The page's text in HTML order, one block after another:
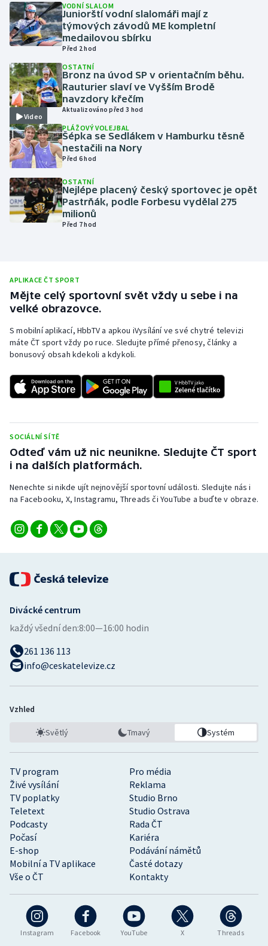
Krasobruslení
Lezení
Lyže a snowboard
Moderní pětiboj
Motorsport
Olympijské hry
Parasport
Plavání
Ragby
Rychlobruslení
Rychlostní kanoistika
Short track
Sportovní střelba
Triatlon
Vodní slalom
Volejbal
VODNÍ SLALOM
Juniorští vodní slalomáři mají z
týmových závodů ME kompletní
medailovou sbírku
Před 2 hod
Video
OSTATNÍ
Bronz na úvod SP v orientačním běhu.
Rauturier slaví ve Vyšším Brodě
navzdory křečím
Aktualizováno před 3 hod
PLÁŽOVÝ VOLEJBAL
Šépka se Sedlákem v Hamburku těsně
nestačili na Nory
Před 6 hod
OSTATNÍ
Nejlépe placený český sportovec je opět
Pastrňák, podle Forbesu vydělal 275
milionů
Před 7 hod
APLIKACE ČT SPORT
Mějte celý sportovní svět vždy u sebe i na
velké obrazovce.
S mobilní aplikací, HbbTV a apkou iVysílání ve své chytré televizi
máte ČT sport vždy po ruce. Sledujte přímé přenosy, články a
bonusový obsah kdekoli a kdykoli.
SOCIÁLNÍ SÍTĚ
Odteď vám už nic neunikne. Sledujte ČT sport
i na dalších platformách.
Nenechte si nikde ujít nejnovější sportovní události. Sledujte nás i
na Facebooku, X, Instagramu, Threads či YouTube a buďte v obraze.
Instagram Facebook YouTube X Threads
TV program
Pro média
Živé vysílání
Reklama
TV poplatky
Studio Brno
Teletext
Studio Ostrava
Podcasty
Rada ČT
Počasí
Kariéra
E-shop
Podávání námětů
Mobilní a TV aplikace
Časté dotazy
Vše o ČT
Kontakty
Divácké centrum
každý všední den:8:00—16:00 hodin
261 136 113
info@ceskatelevize.cz
Vzhled
Světlý Tmavý Systém